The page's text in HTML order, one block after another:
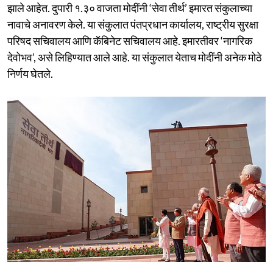
झाले आहेत. दुपारी १.३० वाजता मोदींनी ‘सेवा तीर्थ’ इमारत संकुलाच्या
नावाचे अनावरण केले. या संकुलात पंतप्रधान कार्यालय, राष्ट्रीय सुरक्षा
परिषद सचिवालय आणि कॅबिनेट सचिवालय आहे. इमारतीवर ‘नागरिक
देवोभव’, असे लिहिण्यात आले आहे. या संकुलात येताच मोदींनी अनेक मोठे
निर्णय घेतले.